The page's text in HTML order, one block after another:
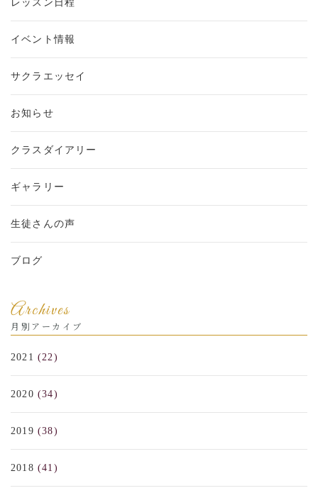
レッスン日程
イベント情報
サクラエッセイ
お知らせ
クラスダイアリー
ギャラリー
生徒さんの声
ブログ
Archives
月別アーカイブ
2021 (22)
2020 (34)
2019 (38)
2018 (41)